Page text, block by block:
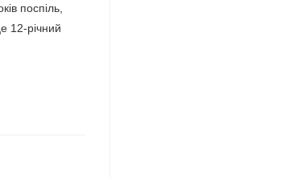
поспіль,
12-річний